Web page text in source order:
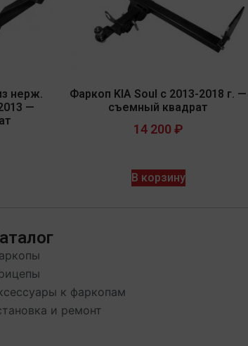
нерж.
—
Фаркоп KIA Soul с 2013-2018 г. —
съемный квадрат
14 200 ₽
В корзину
к фаркопам
и ремонт